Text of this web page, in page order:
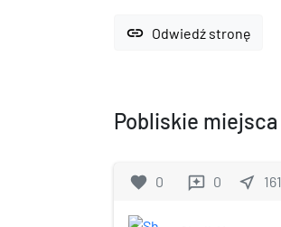
link Odwiedź stronę
Pobliskie miejsca
favorite 0 reviews 0 near_me 161